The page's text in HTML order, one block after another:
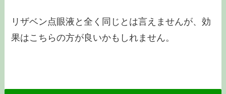
リザベン点眼液と全く同じとは言えませんが、効
果はこちらの方が良いかもしれません。